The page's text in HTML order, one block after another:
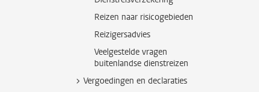
Reizen naar risicogebieden
Reizigersadvies
Veelgestelde vragen
buitenlandse dienstreizen
Vergoedingen en declaraties